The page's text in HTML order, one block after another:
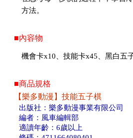
方法。
■內容物
機會卡x10、技能卡x45、黑白五
■商品規格
【樂多動漫】技能五子棋
出版社：樂多動漫事業有限公司
編者：風車編輯部
適讀年齡：6歲以上